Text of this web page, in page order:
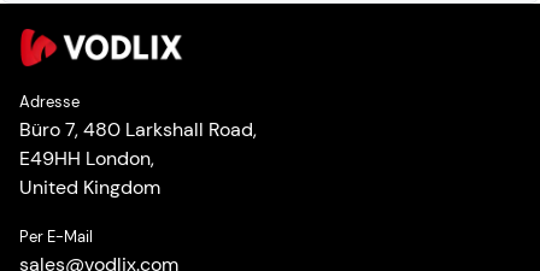
Adresse
Büro 7, 480 Larkshall Road,
E49HH London,
United Kingdom
Per E-Mail
sales@vodlix.com